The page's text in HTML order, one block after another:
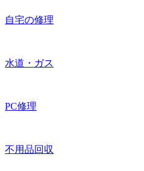
自宅の修理
水道・ガス
PC修理
不用品回収